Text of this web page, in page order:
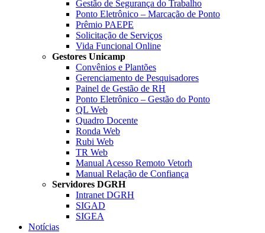
Gestão de Segurança do Trabalho
Ponto Eletrônico – Marcação de Ponto
Prêmio PAEPE
Solicitação de Serviços
Vida Funcional Online
Gestores Unicamp
Convênios e Plantões
Gerenciamento de Pesquisadores
Painel de Gestão de RH
Ponto Eletrônico – Gestão do Ponto
QL Web
Quadro Docente
Ronda Web
Rubi Web
TR Web
Manual Acesso Remoto Vetorh
Manual Relação de Confiança
Servidores DGRH
Intranet DGRH
SIGAD
SIGEA
Notícias